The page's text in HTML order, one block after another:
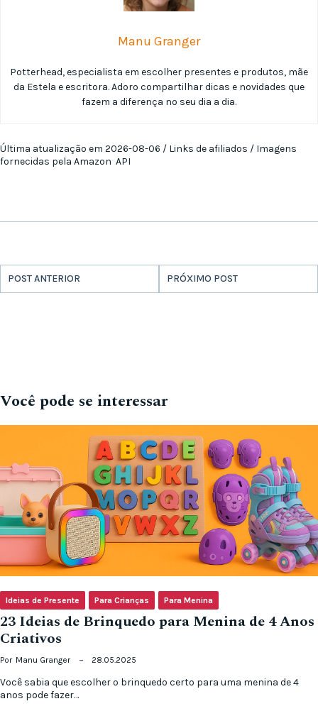
Manu Granger
Potterhead, especialista em escolher presentes e produtos, mãe
da Estela e escritora. Adoro compartilhar dicas e novidades que
fazem a diferença no seu dia a dia.
Última atualização em 2026-08-06 / Links de afiliados / Imagens
fornecidas pela Amazon API
POST ANTERIOR PRÓXIMO POST
Você pode se interessar
Ideias de Presente Para Crianças Para Menina
23 Ideias de Brinquedo para Menina de 4 Anos
Criativos
Por Manu Granger 28.05.2025
Você sabia que escolher o brinquedo certo para uma menina de 4
anos pode fazer…